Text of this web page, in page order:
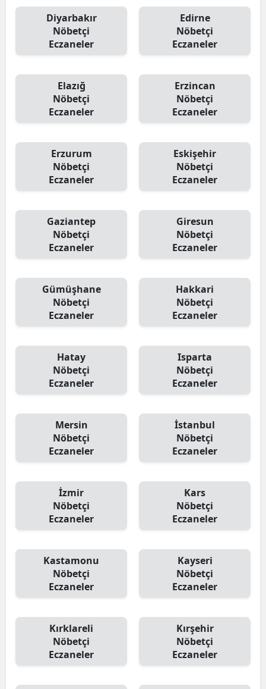
Diyarbakır
Nöbetçi
Eczaneler
Edirne
Nöbetçi
Eczaneler
Elazığ
Nöbetçi
Eczaneler
Erzincan
Nöbetçi
Eczaneler
Erzurum
Nöbetçi
Eczaneler
Eskişehir
Nöbetçi
Eczaneler
Gaziantep
Nöbetçi
Eczaneler
Giresun
Nöbetçi
Eczaneler
Gümüşhane
Nöbetçi
Eczaneler
Hakkari
Nöbetçi
Eczaneler
Hatay
Nöbetçi
Eczaneler
Isparta
Nöbetçi
Eczaneler
Mersin
Nöbetçi
Eczaneler
İstanbul
Nöbetçi
Eczaneler
İzmir
Nöbetçi
Eczaneler
Kars
Nöbetçi
Eczaneler
Kastamonu
Nöbetçi
Eczaneler
Kayseri
Nöbetçi
Eczaneler
Kırklareli
Nöbetçi
Eczaneler
Kırşehir
Nöbetçi
Eczaneler